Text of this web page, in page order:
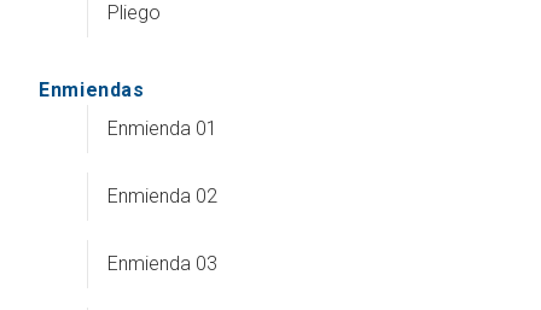
Pliego
Enmiendas
Enmienda 01
Enmienda 02
Enmienda 03